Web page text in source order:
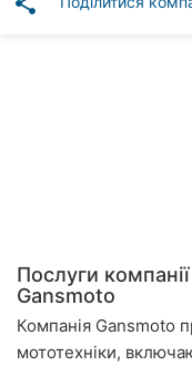
Хмельницький
Рівне
Послуги компанії
Gansmoto
Компанія Gansmoto
мототехніки,